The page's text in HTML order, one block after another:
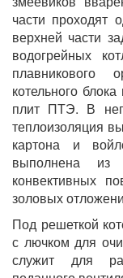
части проходят
верхней части
водогрейных
плавникового
котельного
плит ПТЭ. В
теплоизоляция
картона и
выполнена из
конвективных
золовых
Под решеткой
с лючком для
служит для